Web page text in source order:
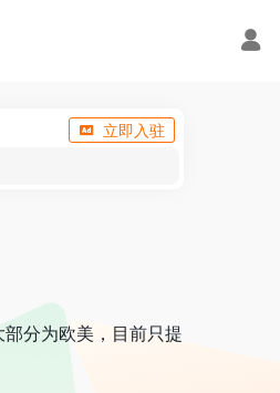
立即入驻
分为欧美，目前只提